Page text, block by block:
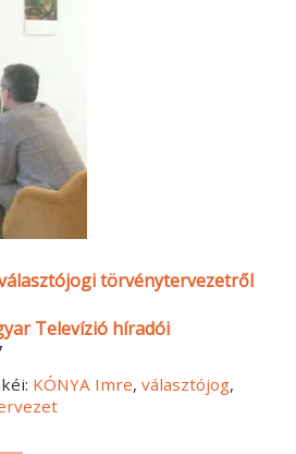
törvénytervezetről
Televízió híradói
KÓNYA Imre,választójog,